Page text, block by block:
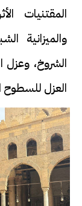
المقتنيات
والميزانية
الشروخ، وعزل
العزل للسطوح